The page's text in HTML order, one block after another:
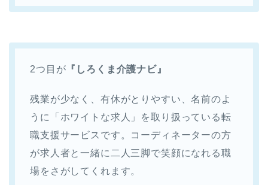
2つ目が 『しろくま介護ナビ』
残業が少なく、有休がとりやすい、名前のよ
うに「ホワイトな求人」を取り扱っている転
職支援サービスです。コーディネーターの方
が求人者と一緒に二人三脚で笑顔になれる職
場をさがしてくれます。